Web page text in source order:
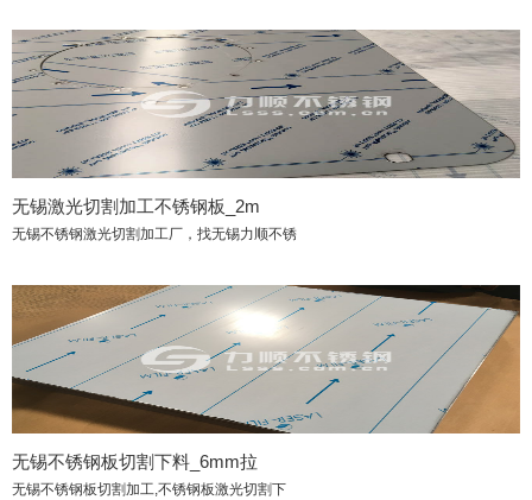
无锡激光切割加工不锈钢板_2m
无锡不锈钢激光切割加工厂，找无锡力顺不锈
无锡不锈钢板切割下料_6mm拉
无锡不锈钢板切割加工,不锈钢板激光切割下